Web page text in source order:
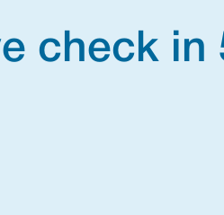
check in